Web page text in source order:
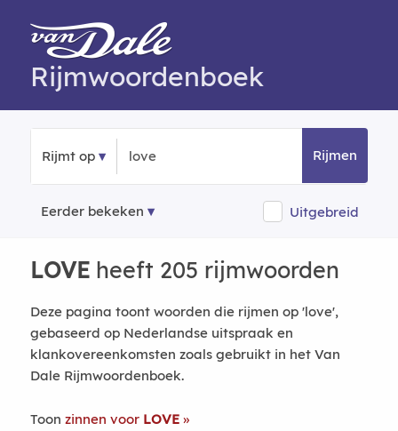
Rijmwoordenboek
Rijmt op Rijmen
Eerder bekeken Uitgebreid
LOVEheeft 205 rijmwoorden
Deze pagina toont woorden die rijmen op 'love',
gebaseerd op Nederlandse uitspraak en
klankovereenkomsten zoals gebruikt in het Van
Dale Rijmwoordenboek.
Toon zinnen voor LOVE